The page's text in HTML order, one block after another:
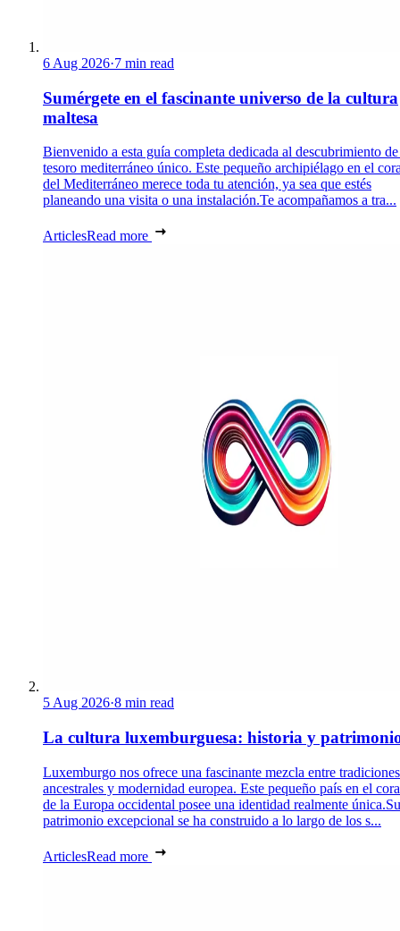
6 Aug 2026·7 min read
Sumérgete en el fascinante universo de la cultura
maltesa
Bienvenido a esta guía completa dedicada al descubrimiento
tesoro mediterráneo único. Este pequeño archipiélago en el
del Mediterráneo merece toda tu atención, ya sea que estés
planeando una visita o una instalación.Te acompañamos a tra...
ArticlesRead more
5 Aug 2026·8 min read
La cultura luxemburguesa: historia y
Luxemburgo nos ofrece una fascinante mezcla entre tradiciones
ancestrales y modernidad europea. Este pequeño país en el
de la Europa occidental posee una identidad realmente única.Su
patrimonio excepcional se ha construido a lo largo de los s...
ArticlesRead more